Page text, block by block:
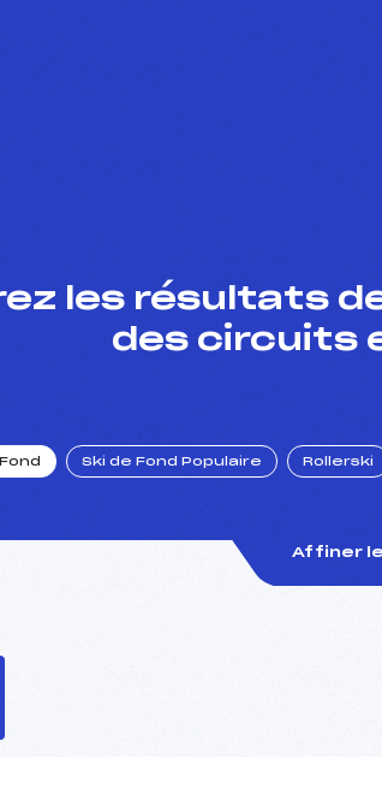
les résultats
des circuits
Ski de Fond Populaire Rollerski
Affiner